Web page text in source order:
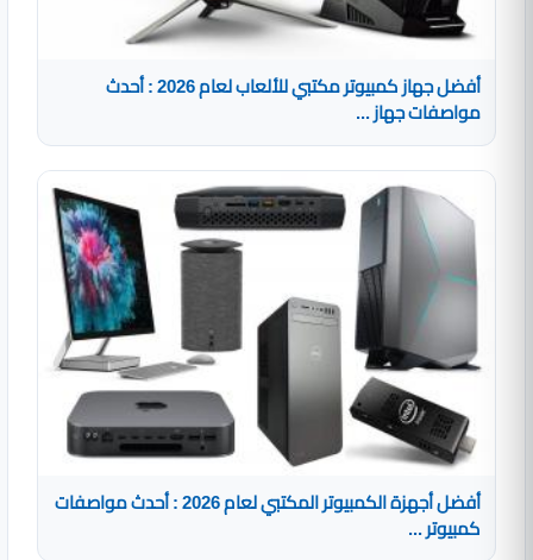
أفضل جهاز كمبيوتر مكتبي للألعاب لعام 2026 : أحدث
مواصفات جهاز ...
أفضل أجهزة الكمبيوتر المكتبي لعام 2026 : أحدث مواصفات
كمبيوتر ...